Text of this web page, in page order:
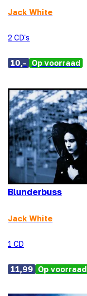
Jack White
2 CD's
10,- Op voorraad
Blunderbuss
Jack White
1 CD
11,99 Op voorraad